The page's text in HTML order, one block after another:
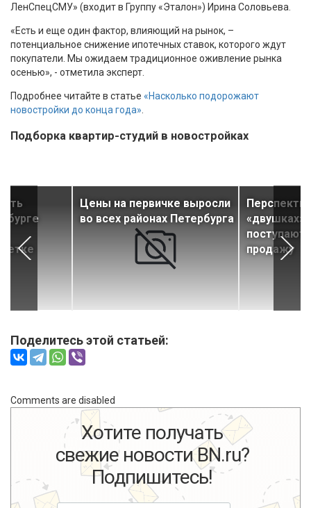
ЛенСпецСМУ» (входит в Группу «Эталон») Ирина Соловьева.
«Есть и еще один фактор, влияющий на рынок, –
потенциальное снижение ипотечных ставок, которого ждут
покупатели. Мы ожидаем традиционное оживление рынка
осенью», - отметила эксперт.
Подробнее читайте в статье «Насколько подорожают
новостройки до конца года»
Подборка квартир-студий в новостройках
Цены на первичке выросли
во всех районах Петербурга
«двушках»
поступают
продажу
Поделитесь этой статьей:
Comments are disabled
Хотите получать
свежие новости BN.ru?
Подпишитесь!